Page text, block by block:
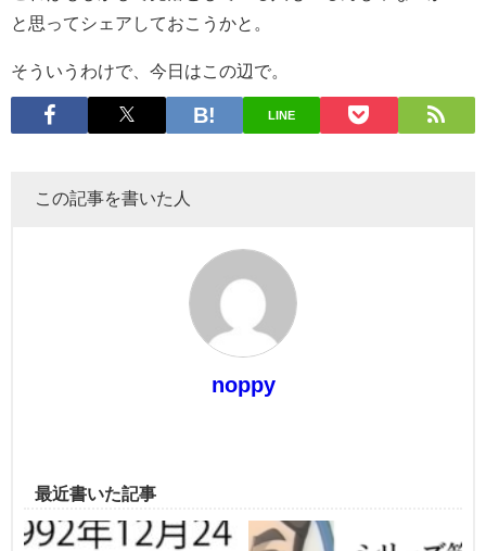
と思ってシェアしておこうかと。
そういうわけで、今日はこの辺で。
LINE
この記事を書いた人
noppy
最近書いた記事